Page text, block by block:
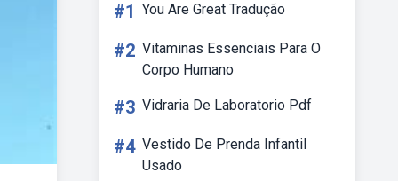
#1 You Are Great Tradução
#2 Vitaminas Essenciais Para O
Corpo Humano
#3 Vidraria De Laboratorio Pdf
#4 Vestido De Prenda Infantil
Usado